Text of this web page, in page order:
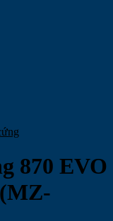
870 EVO